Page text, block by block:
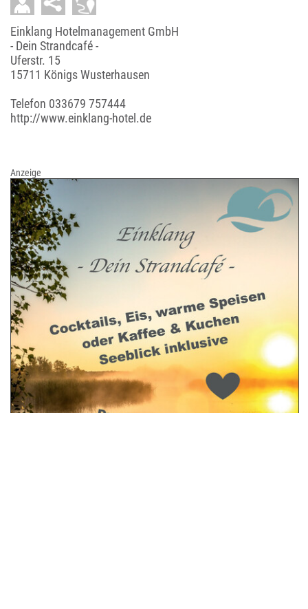
Einklang Hotelmanagement GmbH
- Dein Strandcafé -
Uferstr. 15
15711 Königs Wusterhausen
Telefon 033679 757444
http://www.einklang-hotel.de
Anzeige